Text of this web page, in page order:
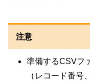
注意
準備するCSVフ
（レコード番号